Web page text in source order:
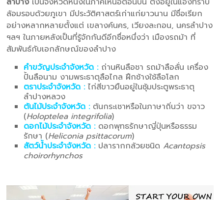
ล้อมรอบด้วยภูเขา มีประวัติศาสตร์เก่าแก่ยาวนาน มีชื่อเรียก
อย่างหลากหลายตั้งแต่ เขลางค์นคร, เวียงละกอน, นครลำปาง
ฯลฯ ในภายหลังเป็นที่รู้จักกันดีอีกชื่อหนึ่งว่า เมืองรถม้า ที่
สัมพันธ์กับเอกลักษณ์ของลำปาง
คำขวัญประจำจังหวัด : ถ่านหินลือชา รถม้าลือลั่น เครื่อง
ปั้นลือนาม งามพระธาตุลือไกล ฝึกช้างใช้ลือโลก
ตราประจำจังหวัด :ไก่สีขาวยืนอยู่ในซุ้มประตูพระธาตุ
ลำปางหลวง
ต้นไม้ประจำจังหวัด : ต้นกระเชาหรือในภาษาถิ่นว่า ขจาว
(Holoptelea integrifolia)
ดอกไม้ประจำจังหวัด :ดอกพุทธรักษาญี่ปุ่นหรือธรรม
รักษา (Heliconia psittacorum)
สัตว์น้ำประจำจังหวัด : ปลารากกล้วยชนิด Acantopsis
choirorhynchos